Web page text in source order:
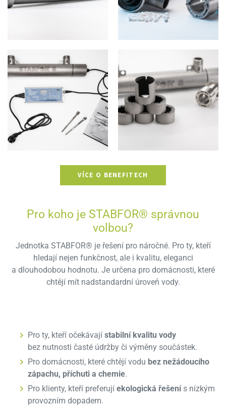
VÍCE O BENEFITECH
Pro koho je STABFOR® správnou
volbou?
Jednotka STABFOR® je řešení pro náročné. Pro ty, kteří
hledají nejen funkčnost, ale i kvalitu, eleganci
a dlouhodobou hodnotu. Je určena pro domácnosti, které
chtějí mít nadstandardní úroveň vody.
Pro ty, kteří očekávají stabilní kvalitu vody
bez nutnosti časté údržby či výměny součástek.
Pro domácnosti, které chtějí vodu bez nežádoucího
zápachu, příchuti a chemie.
Pro klienty, kteří preferují ekologická řešenís nízkým
provozním dopadem.